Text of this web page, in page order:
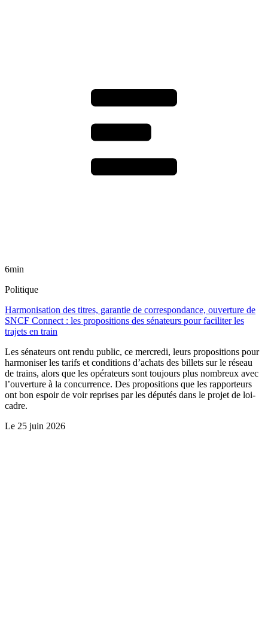
6min
Politique
Harmonisation des titres, garantie de correspondance, ouverture de
SNCF Connect : les propositions des sénateurs pour faciliter les
trajets en train
Les sénateurs ont rendu public, ce mercredi, leurs propositions pour
harmoniser les tarifs et conditions d’achats des billets sur le réseau
de trains, alors que les opérateurs sont toujours plus nombreux avec
l’ouverture à la concurrence. Des propositions que les rapporteurs
ont bon espoir de voir reprises par les députés dans le projet de loi-
cadre.
Le 25 juin 2026